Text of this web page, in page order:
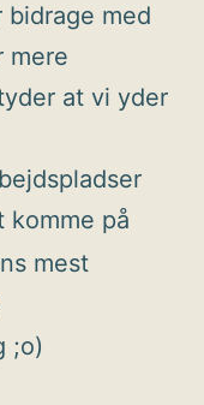
med
mere
at vi yder
komme på
mest
;o)